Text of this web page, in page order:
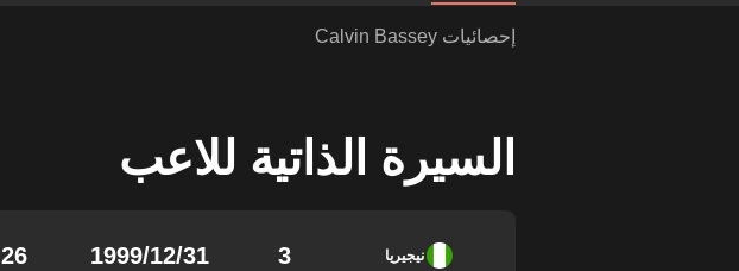
إحصائيات Calvin Bassey
السيرة الذاتية للاعب
نيجيريا 3
31‏/12‏/1999
26